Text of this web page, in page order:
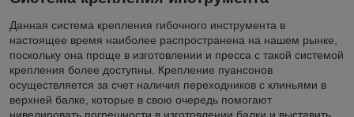
Данная система крепления гибочного инструмента в
настоящее время наиболее распространена на нашем рынке,
поскольку она проще в изготовлении и пресса с такой системой
крепления более доступны. Крепление пуансонов
осуществляется за счет наличия переходников с клиньями в
верхней балке, которые в свою очередь помогают